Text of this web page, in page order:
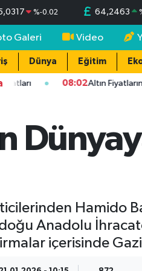
%-0.02 64,2463
Galeri Video
Dünya Eğitim
08:02Altın Fiyatlarında
Hamido
Anadolu
içerisinde